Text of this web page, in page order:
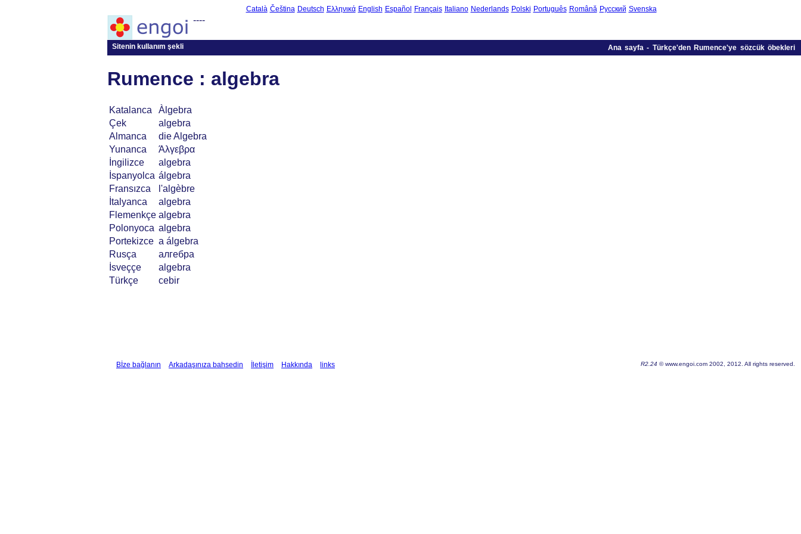
Català Čeština Deutsch Ελληνικά English Español Français Italiano Nederlands Polski Português Română Русский Svenska
----
Sitenin kullanım şekli Ana sayfa- Türkçe'den Rumence'ye sözcük öbekleri
Rumence : algebra
Katalanca
Àlgebra
Çek
algebra
Almanca
die Algebra
Yunanca
Άλγεβρα
İngilizce
algebra
İspanyolca álgebra
Fransızca
l'algèbre
İtalyanca
algebra
Flemenkçe algebra
Polonyoca algebra
Portekizce a álgebra
Rusça
алгебра
İsveççe
algebra
Türkçe
cebir
Bİze bağlanın Arkadaşınıza bahsedin İletişim Hakkında links R2.24 © www.engoi.com 2002, 2012. All rights reserved.